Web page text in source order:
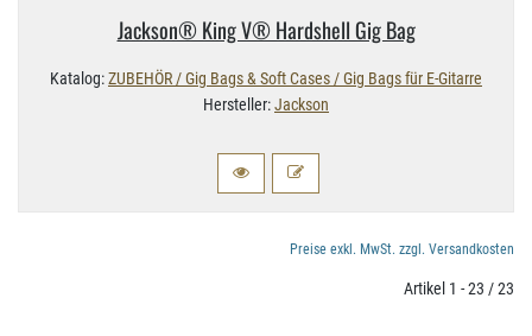
Jackson® King V® Hardshell Gig Bag
Katalog:ZUBEHÖR / Gig Bags & Soft Cases / Gig Bags für E-Gitarre
Hersteller:Jackson
Preise exkl. MwSt. zzgl. Versandkosten
Artikel 1 - 23 / 23